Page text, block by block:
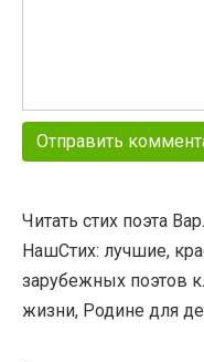
Читать стих поэта
НашСтих: лучшие,
зарубежных поэтов
жизни, Родине для